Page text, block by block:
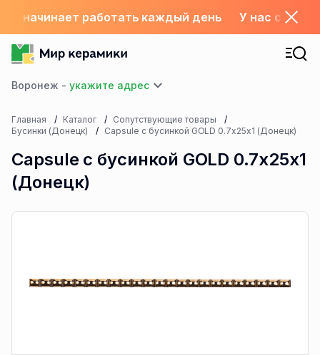
начинает работать каждый день У нас с 1.06
Воронеж -
Главная Каталог
Сопутствующие товары
Бусинки (Донецк)
Capsule с бусинкой GOLD 0.7х25х1 (Донецк)
Capsule с бусинкой GOLD 0.7х25х1
(Донецк)